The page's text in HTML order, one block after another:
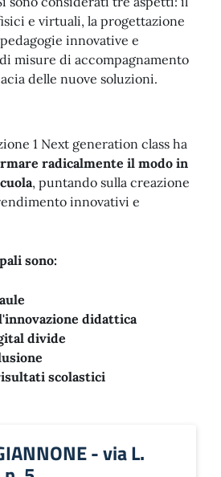
e virtuali, la progettazione
innovative e
misure di accompagnamento
delle nuove soluzioni.
1 Next generation class ha
radicalmente il modo in
, puntando sulla creazione
innovativi e
sono:
didattica
divide
scolastici
- via L.